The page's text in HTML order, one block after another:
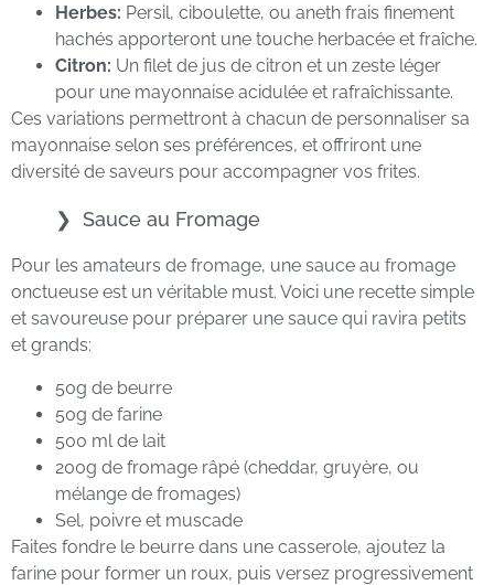
Herbes: Persil, ciboulette, ou aneth frais finement
hachés apporteront une touche herbacée et fraîche.
Citron: Un filet de jus de citron et un zeste léger
pour une mayonnaise acidulée et rafraîchissante.
Ces variations permettront à chacun de personnaliser sa
mayonnaise selon ses préférences, et offriront une
diversité de saveurs pour accompagner vos frites.
Sauce au Fromage
Pour les amateurs de fromage, une sauce au fromage
onctueuse est un véritable must. Voici une recette simple
et savoureuse pour préparer une sauce qui ravira petits
et grands:
50g de beurre
50g de farine
500 ml de lait
200g de fromage râpé (cheddar, gruyère, ou
mélange de fromages)
Sel, poivre et muscade
Faites fondre le beurre dans une casserole, ajoutez la
farine pour former un roux, puis versez progressivement